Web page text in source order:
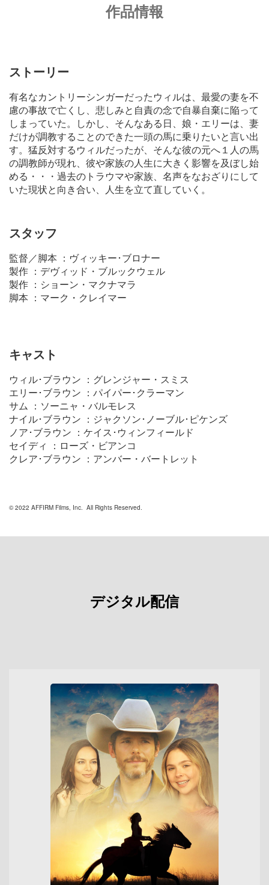
作品情報
ストーリー
有名なカントリーシンガーだったウィルは、最愛の妻を不
慮の事故で亡くし、悲しみと自責の念で自暴自棄に陥って
しまっていた。しかし、そんなある日、娘・エリーは、妻
だけが調教することのできた一頭の馬に乗りたいと言い出
す。猛反対するウィルだったが、そんな彼の元へ１人の馬
の調教師が現れ、彼や家族の人生に大きく影響を及ぼし始
める・・・過去のトラウマや家族、名声をなおざりにして
いた現状と向き合い、人生を立て直していく。
スタッフ
監督／脚本 ：ヴィッキー･ブロナー
製作 ：デヴィッド・ブルックウェル
製作 ：ショーン・マクナマラ
脚本 ：マーク・クレイマー
キャスト
ウィル･ブラウン ：グレンジャー・スミス
エリー･ブラウン ：パイパー･クラーマン
サム ：ソーニャ・バルモレス
ナイル･ブラウン ：ジャクソン･ノーブル･ピケンズ
ノア･ブラウン ：ケイス･ウィンフィールド
セイディ ：ローズ・ビアンコ
クレア･ブラウン ：アンバー・バートレット
© 2022 AFFIRM Films, Inc. All Rights Reserved.
デジタル配信